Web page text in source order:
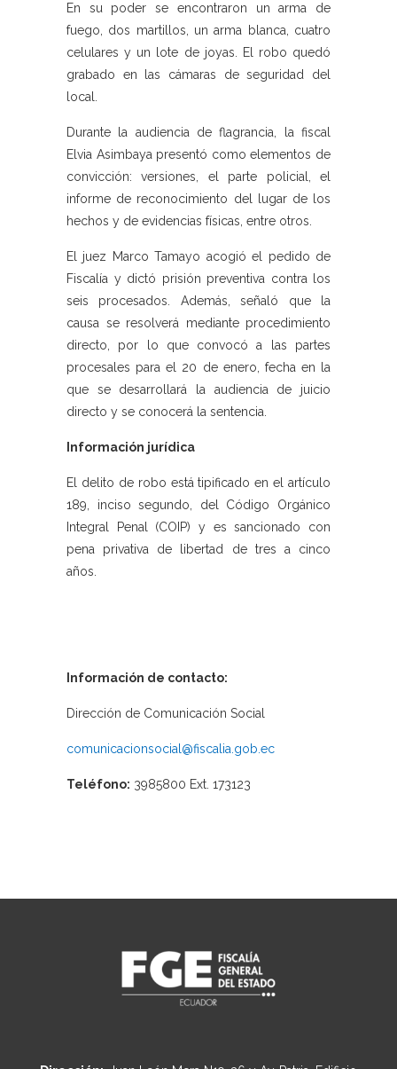
En su poder se encontraron un arma de
fuego, dos martillos, un arma blanca, cuatro
celulares y un lote de joyas. El robo quedó
grabado en las cámaras de seguridad del
local.
Durante la audiencia de flagrancia, la fiscal
Elvia Asimbaya presentó como elementos de
convicción: versiones, el parte policial, el
informe de reconocimiento del lugar de los
hechos y de evidencias físicas, entre otros.
El juez Marco Tamayo acogió el pedido de
Fiscalía y dictó prisión preventiva contra los
seis procesados. Además, señaló que la
causa se resolverá mediante procedimiento
directo, por lo que convocó a las partes
procesales para el 20 de enero, fecha en la
que se desarrollará la audiencia de juicio
directo y se conocerá la sentencia.
Información jurídica
El delito de robo está tipificado en el artículo
189, inciso segundo, del Código Orgánico
Integral Penal (COIP) y es sancionado con
pena privativa de libertad de tres a cinco
años.
Información de contacto:
Dirección de Comunicación Social
comunicacionsocial@fiscalia.gob.ec
Teléfono: 3985800 Ext. 173123